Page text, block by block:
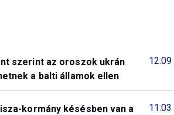
12:09
szerint az oroszok ukrán
a balti államok ellen
11:03
kormány késésben van a